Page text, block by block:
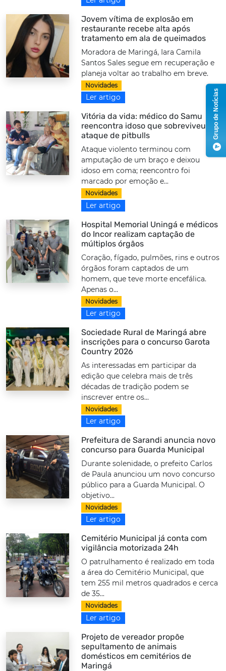
Jovem vítima de explosão em
restaurante recebe alta após
tratamento em ala de queimados
Moradora de Maringá, Iara Camila
Santos Sales segue em recuperação e
planeja voltar ao trabalho em breve.
Novidades
Ler artigo
Vitória da vida: médico do Samu
reencontra idoso que sobreviveu a
ataque de pitbulls
Ataque violento terminou com
amputação de um braço e deixou
idoso em coma; reencontro foi
marcado por emoção e...
Novidades
Ler artigo
Hospital Memorial Uningá e médicos
do Incor realizam captação de
múltiplos órgãos
Coração, fígado, pulmões, rins e outros
órgãos foram captados de um
homem, que teve morte encefálica.
Apenas o...
Novidades
Ler artigo
Sociedade Rural de Maringá abre
inscrições para o concurso Garota
Country 2026
As interessadas em participar da
edição que celebra mais de três
décadas de tradição podem se
inscrever entre os...
Novidades
Ler artigo
Prefeitura de Sarandi anuncia novo
concurso para Guarda Municipal
Durante solenidade, o prefeito Carlos
de Paula anunciou um novo concurso
público para a Guarda Municipal. O
objetivo...
Novidades
Ler artigo
Cemitério Municipal já conta com
vigilância motorizada 24h
O patrulhamento é realizado em toda
a área do Cemitério Municipal, que
tem 255 mil metros quadrados e cerca
de 35...
Novidades
Ler artigo
Projeto de vereador propõe
sepultamento de animais
domésticos em cemitérios de
Maringá
Grupo de Notícias